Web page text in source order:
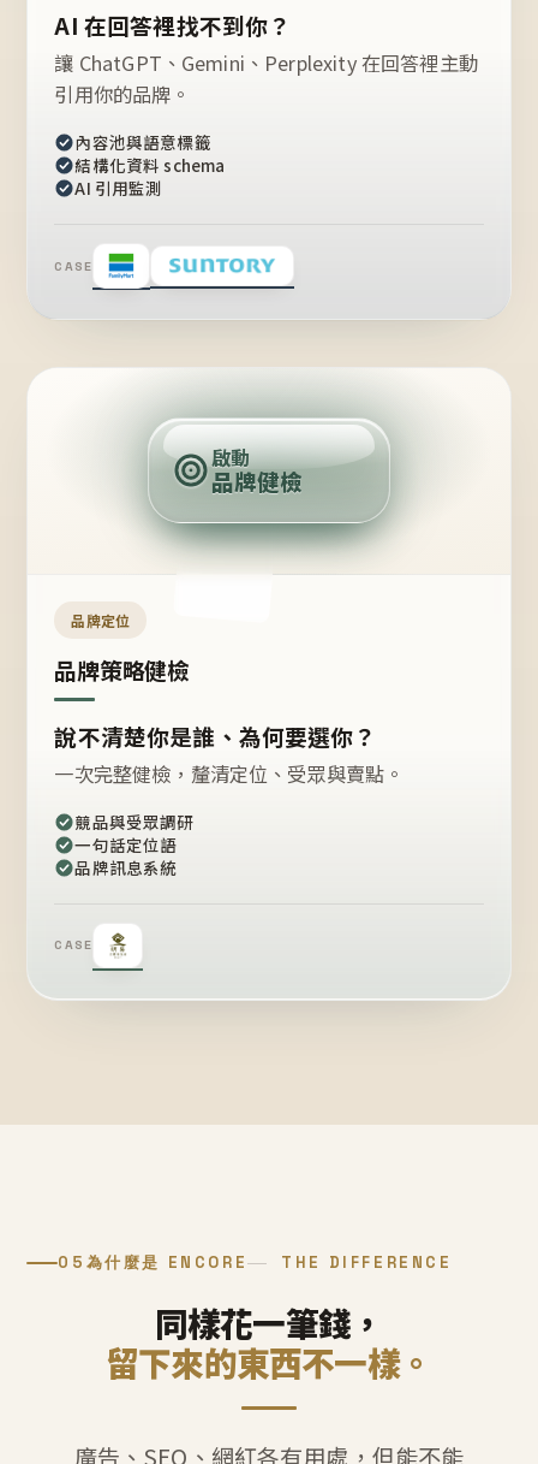
AI 在回答裡找不到你？
讓 ChatGPT、Gemini、Perplexity 在回答裡主動
引用你的品牌。
內容池與語意標籤
結構化資料 schema
AI 引用監測
CASE
定
位
點
啟動
品牌健檢
品牌定位
品牌策略健檢
說不清楚你是誰、為何要選你？
一次完整健檢，釐清定位、受眾與賣點。
競品與受眾調研
一句話定位語
品牌訊息系統
CASE
05 為什麼是 ENCORE THE DIFFERENCE
同樣花一筆錢，
留下來的東西不一樣。
廣告、SEO、網紅各有用處，但能不能